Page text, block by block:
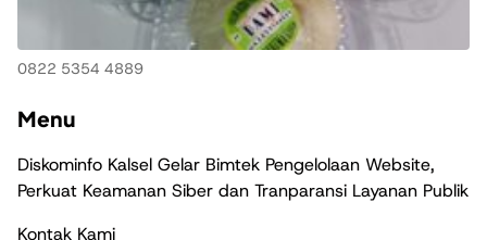
0822 5354 4889
Menu
Diskominfo Kalsel Gelar Bimtek Pengelolaan Website,
Perkuat Keamanan Siber dan Tranparansi Layanan Publik
Kontak Kami